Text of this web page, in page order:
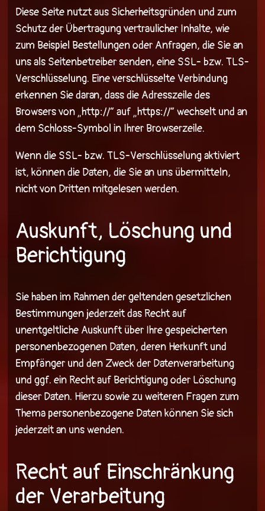
Diese Seite nutzt aus Sicherheitsgründen und zum
Schutz der Übertragung vertraulicher Inhalte, wie
zum Beispiel Bestellungen oder Anfragen, die Sie an
uns als Seitenbetreiber senden, eine SSL- bzw. TLS-
Verschlüsselung. Eine verschlüsselte Verbindung
erkennen Sie daran, dass die Adresszeile des
Browsers von „http://“ auf „https://“ wechselt und an
dem Schloss-Symbol in Ihrer Browserzeile.
Wenn die SSL- bzw. TLS-Verschlüsselung aktiviert
ist, können die Daten, die Sie an uns übermitteln,
nicht von Dritten mitgelesen werden.
Auskunft, Löschung und
Berichtigung
Sie haben im Rahmen der geltenden gesetzlichen
Bestimmungen jederzeit das Recht auf
unentgeltliche Auskunft über Ihre gespeicherten
personenbezogenen Daten, deren Herkunft und
Empfänger und den Zweck der Datenverarbeitung
und ggf. ein Recht auf Berichtigung oder Löschung
dieser Daten. Hierzu sowie zu weiteren Fragen zum
Thema personenbezogene Daten können Sie sich
jederzeit an uns wenden.
Recht auf Einschränkung
der Verarbeitung